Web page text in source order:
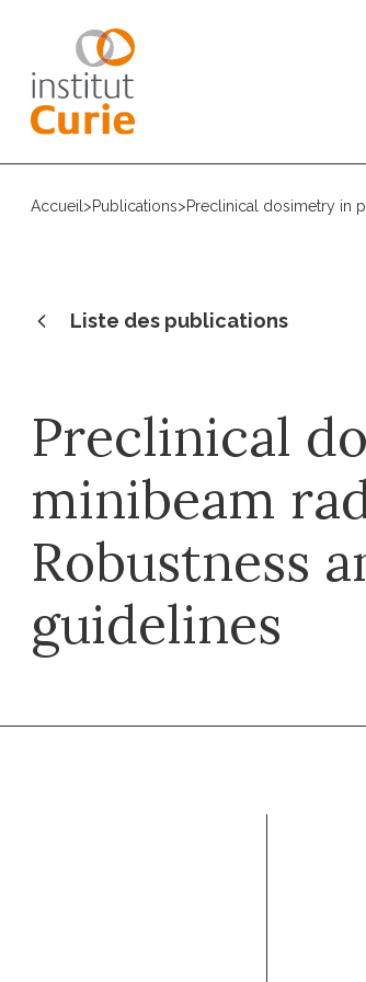
Accueil >Publications>Preclinical dosimetry in
Liste des publications
Preclinical
minibeam
Robustness
guidelines